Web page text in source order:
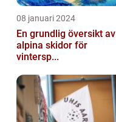
08 januari 2024
En grundlig översikt av
alpina skidor för
vintersp...